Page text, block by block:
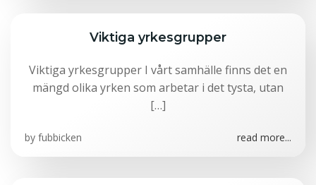
Viktiga yrkesgrupper
Viktiga yrkesgrupper I vårt samhälle finns det en
mängd olika yrken som arbetar i det tysta, utan
[…]
by fubbicken read more...